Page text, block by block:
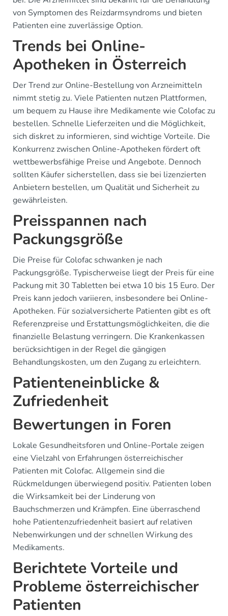
von Symptomen des Reizdarmsyndroms und bieten
Patienten eine zuverlässige Option.
Trends bei Online-
Apotheken in Österreich
Der Trend zur Online-Bestellung von Arzneimitteln
nimmt stetig zu. Viele Patienten nutzen Plattformen,
um bequem zu Hause ihre Medikamente wie Colofac zu
bestellen. Schnelle Lieferzeiten und die Möglichkeit,
sich diskret zu informieren, sind wichtige Vorteile. Die
Konkurrenz zwischen Online-Apotheken fördert oft
wettbewerbsfähige Preise und Angebote. Dennoch
sollten Käufer sicherstellen, dass sie bei lizenzierten
Anbietern bestellen, um Qualität und Sicherheit zu
gewährleisten.
Preisspannen nach
Packungsgröße
Die Preise für Colofac schwanken je nach
Packungsgröße. Typischerweise liegt der Preis für eine
Packung mit 30 Tabletten bei etwa 10 bis 15 Euro. Der
Preis kann jedoch variieren, insbesondere bei Online-
Apotheken. Für sozialversicherte Patienten gibt es oft
Referenzpreise und Erstattungsmöglichkeiten, die die
finanzielle Belastung verringern. Die Krankenkassen
berücksichtigen in der Regel die gängigen
Behandlungskosten, um den Zugang zu erleichtern.
Patienteneinblicke &
Zufriedenheit
Bewertungen in Foren
Lokale Gesundheitsforen und Online-Portale zeigen
eine Vielzahl von Erfahrungen österreichischer
Patienten mit Colofac. Allgemein sind die
Rückmeldungen überwiegend positiv. Patienten loben
die Wirksamkeit bei der Linderung von
Bauchschmerzen und Krämpfen. Eine überraschend
hohe Patientenzufriedenheit basiert auf relativen
Nebenwirkungen und der schnellen Wirkung des
Medikaments.
Berichtete Vorteile und
Probleme österreichischer
Patienten